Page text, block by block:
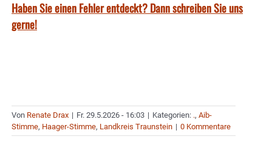
Haben Sie einen Fehler entdeckt? Dann schreiben Sie uns
gerne!
Von Renate Drax | Fr. 29.5.2026 - 16:03 | Kategorien: ., Aib-
Stimme, Haager-Stimme, Landkreis Traunstein | 0 Kommentare